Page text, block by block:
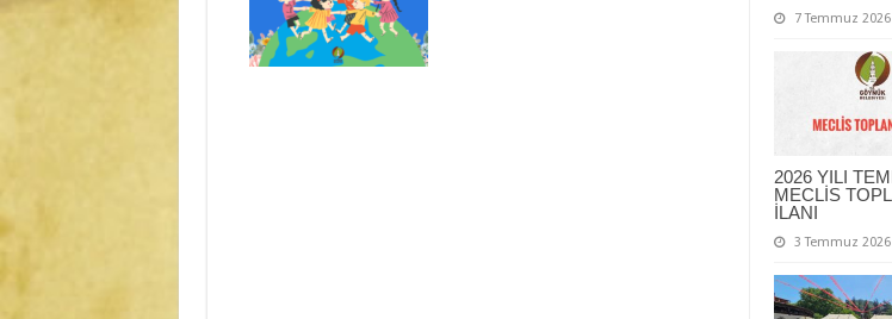
7 Temmuz 2026
2026 YILI
MECLİS
İLANI
3 Temmuz 2026